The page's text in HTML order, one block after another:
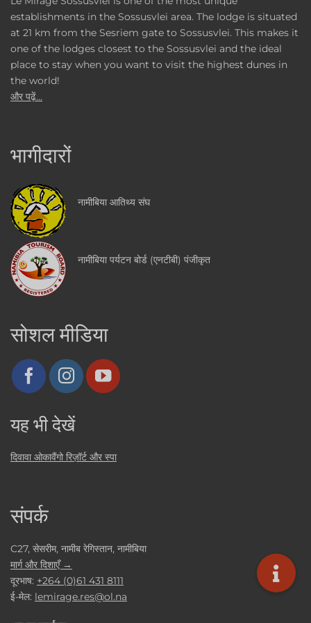
establishments in the Sossusvlei area. The lodge is situated
at 21 km from the Sesriem gate to Sossusvlei. This makes it
one of the lodges closest to the Sossusvlei and the ideal
place to stay when you want to visit the highest dunes in
the world!
और पढ़ें...
भागीदारों
नामीबिया आतिथ्य संघ
नामीबिया पर्यटन बोर्ड (एनटीबी) पंजीकृत
सोशल मीडिया
यह भी देखें
दिवावा ओकावैंगो रिज़ॉर्ट और स्पा
संपर्क
C27, सेसरीम, नामीब रेगिस्तान, नामीबिया
मार्ग और दिशाएँ →
दूरभाष: +264 (0)61 431 8111
ई-मेल: lemirage.res@ol.na